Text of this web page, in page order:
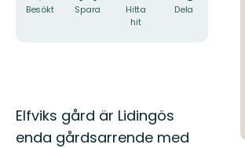
Besökt Spara
Hitta
hit
Dela
Beskrivning
Elfviks gård är Lidingös
enda gårdsarrende med